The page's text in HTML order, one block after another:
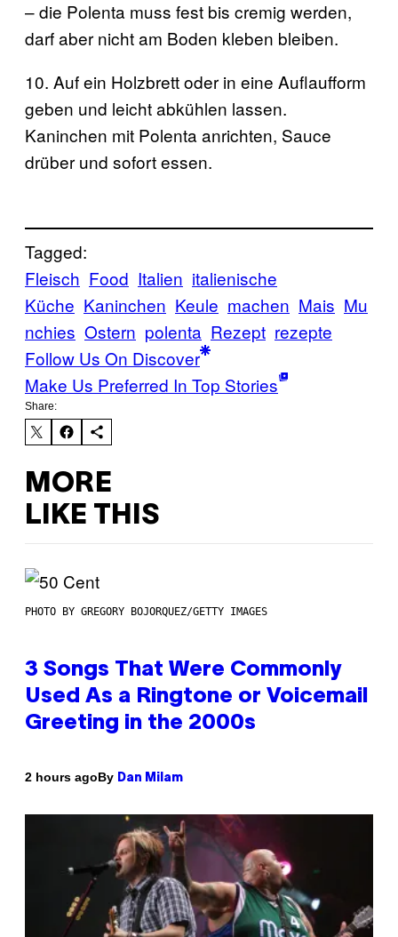
– die Polenta muss fest bis cremig werden,
darf aber nicht am Boden kleben bleiben.
10. Auf ein Holzbrett oder in eine Auflaufform
geben und leicht abkühlen lassen.
Kaninchen mit Polenta anrichten, Sauce
drüber und sofort essen.
Tagged:
Fleisch Food Italien italienische
Küche Kaninchen Keule machen Mais Mu
nchies Ostern polenta Rezept rezepte
Follow Us On Discover
Make Us Preferred In Top Stories
Share:
MORE
LIKE THIS
PHOTO BY GREGORY BOJORQUEZ/GETTY IMAGES
3 Songs That Were Commonly
Used As a Ringtone or Voicemail
Greeting in the 2000s
2 hours agoBy Dan Milam